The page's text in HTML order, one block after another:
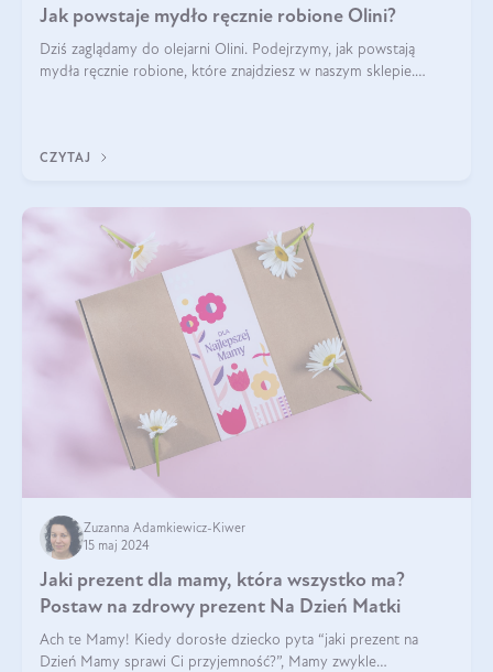
Jak powstaje mydło ręcznie robione Olini?
Dziś zaglądamy do olejarni Olini. Podejrzymy, jak powstają
mydła ręcznie robione, które znajdziesz w naszym sklepie.
CZYTAJ
Zuzanna Adamkiewicz-Kiwer
15 maj 2024
Jaki prezent dla mamy, która wszystko ma?
Postaw na zdrowy prezent Na Dzień Matki
Ach te Mamy! Kiedy dorosłe dziecko pyta “jaki prezent na
Dzień Mamy sprawi Ci przyjemność?”, Mamy zwykle